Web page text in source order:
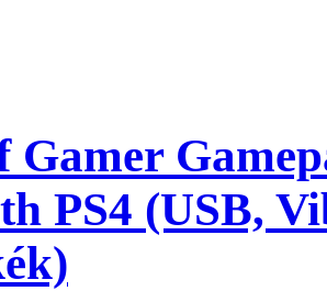
Gamer
PS4 (USB,